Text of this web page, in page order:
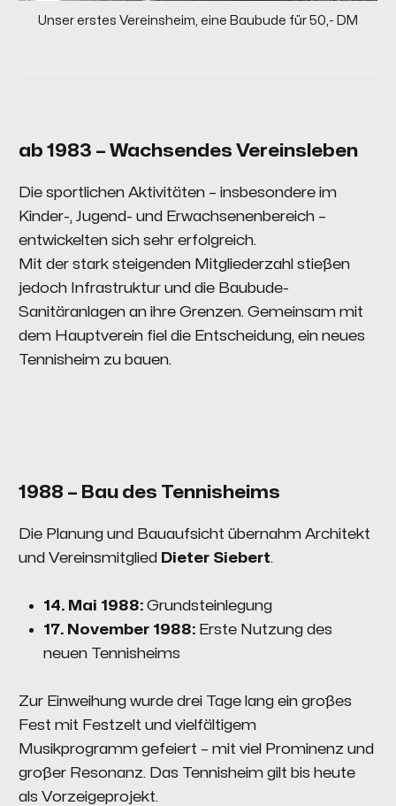
Unser erstes Vereinsheim, eine Baubude für 50,- DM
ab 1983 – Wachsendes Vereinsleben
Die sportlichen Aktivitäten – insbesondere im
Kinder-, Jugend- und Erwachsenenbereich –
entwickelten sich sehr erfolgreich.
Mit der stark steigenden Mitgliederzahl stießen
jedoch Infrastruktur und die Baubude-
Sanitäranlagen an ihre Grenzen. Gemeinsam mit
dem Hauptverein fiel die Entscheidung, ein neues
Tennisheim zu bauen.
1988 – Bau des Tennisheims
Die Planung und Bauaufsicht übernahm Architekt
und Vereinsmitglied Dieter Siebert.
14. Mai 1988:Grundsteinlegung
17. November 1988:Erste Nutzung des
neuen Tennisheims
Zur Einweihung wurde drei Tage lang ein großes
Fest mit Festzelt und vielfältigem
Musikprogramm gefeiert – mit viel Prominenz und
großer Resonanz. Das Tennisheim gilt bis heute
als Vorzeigeprojekt.